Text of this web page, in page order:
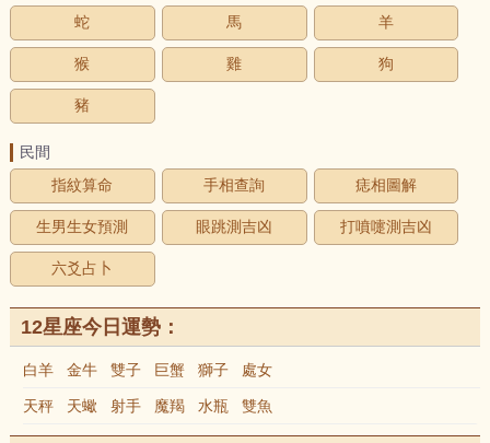
蛇 馬 羊
猴 雞 狗
豬
民間
指紋算命
手相查詢 痣相圖解
生男生女預測 眼跳測吉凶 打噴嚏測吉凶
六爻占卜
12星座今日運勢：
白羊 金牛 雙子 巨蟹 獅子 處女
天秤 天蠍 射手 魔羯 水瓶 雙魚